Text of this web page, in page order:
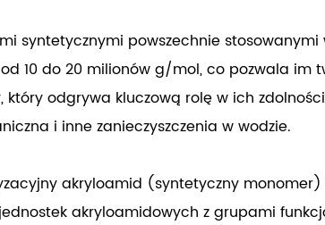
syntetycznymi powszechnie
10 do 20 milionów g/mol, co pozwala im
który odgrywa kluczową rolę w ich
i inne zanieczyszczenia w wodzie.
akryloamid (syntetyczny
akryloamidowych z grupami